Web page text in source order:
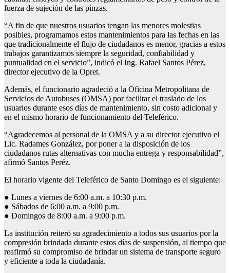
fuerza de sujeción de las pinzas.
“A fin de que nuestros usuarios tengan las menores molestias
posibles, programamos estos mantenimientos para las fechas en las
que tradicionalmente el flujo de ciudadanos es menor, gracias a estos
trabajos garantizamos siempre la seguridad, confiabilidad y
puntualidad en el servicio”, indicó el Ing. Rafael Santos Pérez,
director ejecutivo de la Opret.
Además, el funcionario agradeció a la Oficina Metropolitana de
Servicios de Autobuses (OMSA) por facilitar el traslado de los
usuarios durante esos días de mantenimiento, sin costo adicional y
en el mismo horario de funcionamiento del Teleférico.
“Agradecemos al personal de la OMSA y a su director ejecutivo el
Lic. Radames González, por poner a la disposición de los
ciudadanos rutas alternativas con mucha entrega y responsabilidad”,
afirmó Santos Peréz.
El horario vigente del Teleférico de Santo Domingo es el siguiente:
● Lunes a viernes de 6:00 a.m. a 10:30 p.m.
● Sábados de 6:00 a.m. a 9:00 p.m.
● Domingos de 8:00 a.m. a 9:00 p.m.
La institución reiteró su agradecimiento a todos sus usuarios por la
compresión brindada durante estos días de suspensión, al tiempo que
reafirmó su compromiso de brindar un sistema de transporte seguro
y eficiente a toda la ciudadanía.